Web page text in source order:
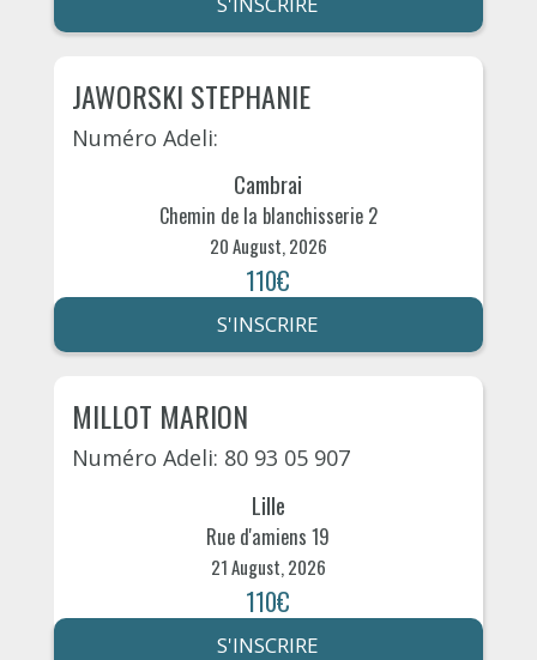
JAWORSKI STEPHANIE
Numéro Adeli:
Cambrai
Chemin de la blanchisserie 2
20 August, 2026
110€
S'INSCRIRE
MILLOT MARION
Numéro Adeli: 80 93 05 907
Lille
Rue d'amiens 19
21 August, 2026
110€
S'INSCRIRE